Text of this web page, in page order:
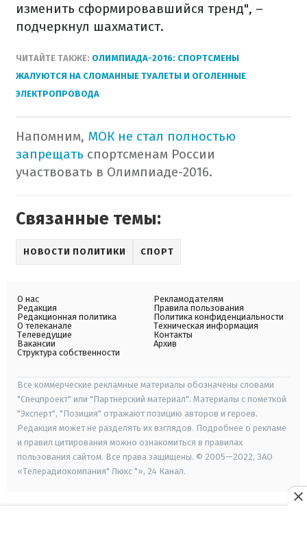
изменить сформировавшийся тренд", –
подчеркнул шахматист.
ЧИТАЙТЕ ТАКЖЕ: ОЛИМПИАДА-2016: СПОРТСМЕНЫ
ЖАЛУЮТСЯ НА СЛОМАННЫЕ ТУАЛЕТЫ И ОГОЛЕННЫЕ
ЭЛЕКТРОПРОВОДА
Напомним, МОК не стал полностью
запрещать спортсменам России
участвовать в Олимпиаде-2016.
Связанные темы:
НОВОСТИ ПОЛИТИКИ СПОРТ
О нас
Редакция
Редакционная политика
О телеканале
Телеведущие
Вакансии
Структура собственности
Рекламодателям
Правила пользования
Политика конфиденциальности
Техническая информация
Контакты
Архив
Все коммерческие рекламные материалы обозначены словами
"Спецпроект" или "Партнерский материал". Материалы с пометкой
"Эксперт", "Позиция" отражают позицию авторов и героев.
Редакция может не разделять их взглядов. Подробнее о рекламе
и правил цитирования можно ознакомиться в правилах
пользования сайтом. Все права защищены. © 2005—2022, ЗАО
«Телерадиокомпания" Люкс "», 24 Канал.